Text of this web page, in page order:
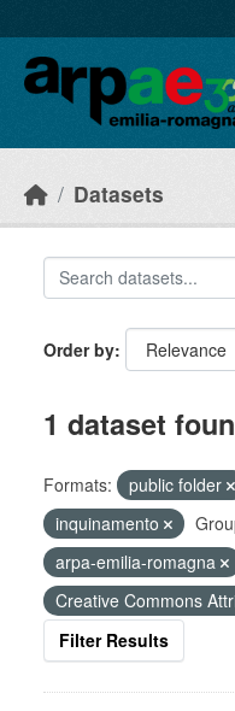
Datasets
Order by
1 dataset
Formats: public folder
inquinamento
arpa-emilia-romagna
Creative Commons
Filter Results